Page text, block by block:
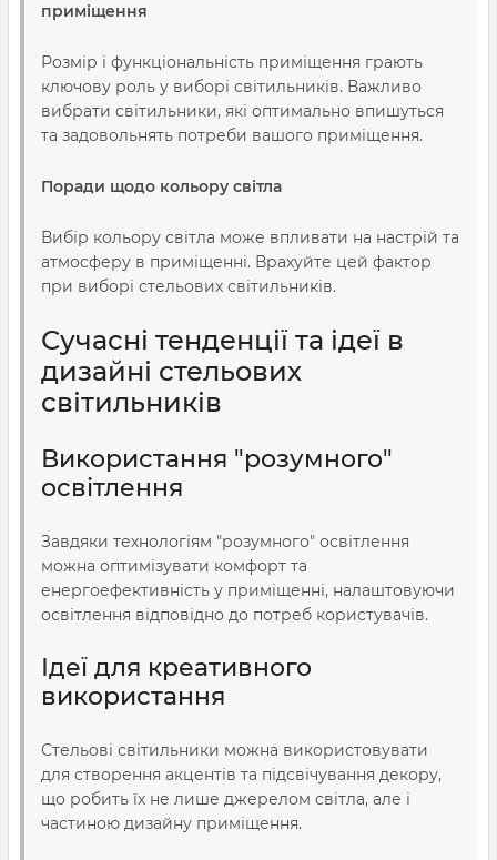
приміщення
Розмір і функціональність приміщення грають
ключову роль у виборі світильників. Важливо
вибрати світильники, які оптимально впишуться
та задовольнять потреби вашого приміщення.
Поради щодо кольору світла
Вибір кольору світла може впливати на настрій та
атмосферу в приміщенні. Врахуйте цей фактор
при виборі стельових світильників.
Сучасні тенденції та ідеї в
дизайні стельових
світильників
Використання "розумного"
освітлення
Завдяки технологіям "розумного" освітлення
можна оптимізувати комфорт та
енергоефективність у приміщенні, налаштовуючи
освітлення відповідно до потреб користувачів.
Ідеї для креативного
використання
Стельові світильники можна використовувати
для створення акцентів та підсвічування декору,
що робить їх не лише джерелом світла, але і
частиною дизайну приміщення.